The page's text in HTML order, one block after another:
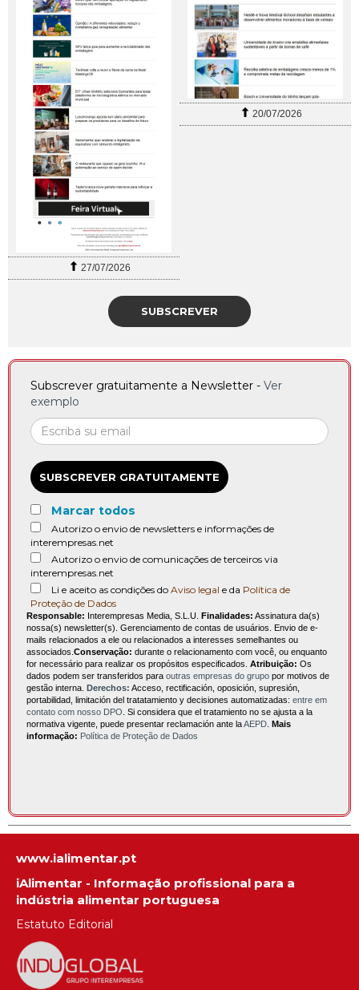
27/07/2026
20/07/2026
SUBSCREVER
Subscrever gratuitamente a Newsletter - Ver
exemplo
SUBSCREVER GRATUITAMENTE
Marcar todos
Autorizo o envio de newsletters e informações de
interempresas.net
Autorizo o envio de comunicações de terceiros via
interempresas.net
Li e aceito as condições do Aviso legal e da Política de
Proteção de Dados
Responsable: Interempresas Media, S.L.U. Finalidades: Assinatura da(s)
nossa(s) newsletter(s). Gerenciamento de contas de usuários. Envio de e-
mails relacionados a ele ou relacionados a interesses semelhantes ou
associados. Conservação: durante o relacionamento com você, ou enquanto
for necessário para realizar os propósitos especificados. Atribuição: Os
dados podem ser transferidos para outras empresas do grupo por motivos de
gestão interna. Derechos: Acceso, rectificación, oposición, supresión,
portabilidad, limitación del tratatamiento y decisiones automatizadas: entre em
contato com nosso DPO . Si considera que el tratamiento no se ajusta a la
normativa vigente, puede presentar reclamación ante laAEPD Mais
informação: Política de Proteção de Dados
www.ialimentar.pt
iAlimentar - Informação profissional para a
indústria alimentar portuguesa
Estatuto Editorial